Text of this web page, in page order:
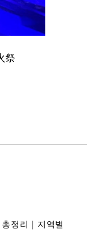
祭
정리｜지역별